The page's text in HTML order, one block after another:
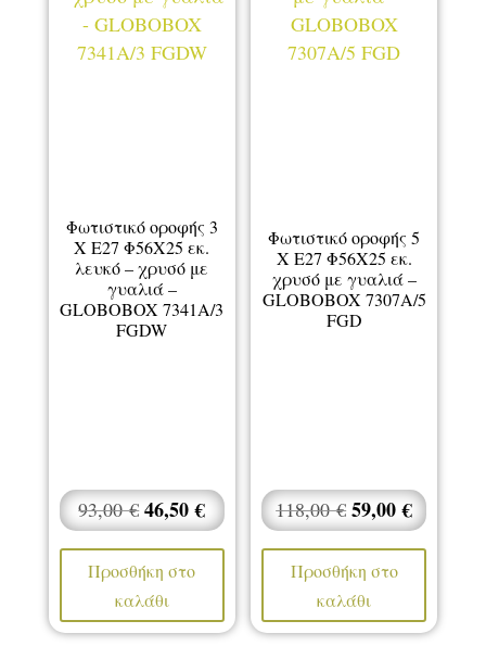
Φωτιστικό οροφής 3
Χ Ε27 Φ56Χ25 εκ.
λευκό – χρυσό με
γυαλιά –
GLOBOBOX 7341A/3
FGDW
93,00€Original
price
was:
93,00 €.
46,50€Η
τρέχουσα
46,50 €.
Προσθήκη στο
καλάθι
Φωτιστικό οροφής 5
Χ Ε27 Φ56Χ25 εκ.
χρυσό με γυαλιά –
GLOBOBOX 7307A/5
FGD
118,00€ Original
price
was:
118,00 €.
59,00€Η
59,00 €.
Προσθήκη στο
καλάθι